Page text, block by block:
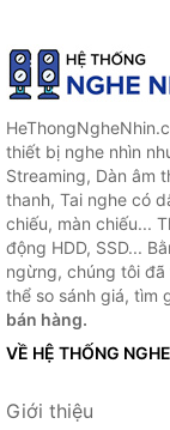
thiết bị nghe nhìn
Streaming, Dàn âm
thanh, Tai nghe có
chiếu, màn chiếu...
động HDD, SSD...
ngừng, chúng tôi
thể so sánh giá, tìm
bán hàng.
VỀ HỆ THỐNG
Giới thiệu